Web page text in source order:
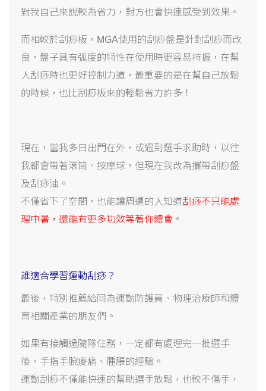
對我自己來說較為省力，對方也會快速感受到效果。
而相較於刮痧板，MGA使用的刮痧盤是針對刮痧而改
良，盤子具有弧度的特性在使用時更容易持握，在幫
人刮痧時也更好控制力道，最重要的是在幫自己放鬆
的時候，也比刮痧板來的輕鬆省力許多！
現在，當我多日出門在外，或遇到選手求助時，以往
我都會帶著滾筒、按摩球，但現在我改為攜帶刮痧盤
及刮痧油。
不僅省下了空間，也能讓周遭的人知道刮痧不只能處
理中暑，還能有更多功效等著你體會 。
誰適合學習運動刮痧？
最後，特別推薦給同為運動防護員、物理治療師和體
育相關產業的朋友們。
如果有接觸過隨隊任務，一定都有處理完一批選手
後，手指手腕痠痛、腫脹的經驗。
運動刮痧不僅能快速的幫助選手放鬆，也較不傷手，